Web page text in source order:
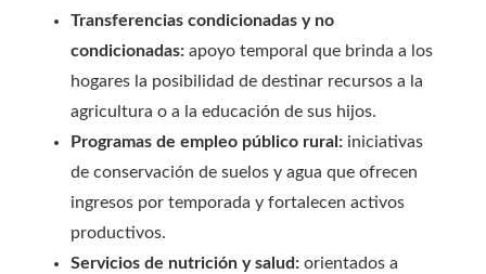
Transferencias condicionadas y no
condicionadas: apoyo temporal que brinda a los
hogares la posibilidad de destinar recursos a la
agricultura o a la educación de sus hijos.
Programas de empleo público rural: iniciativas
de conservación de suelos y agua que ofrecen
ingresos por temporada y fortalecen activos
productivos.
Servicios de nutrición y salud: orientados a